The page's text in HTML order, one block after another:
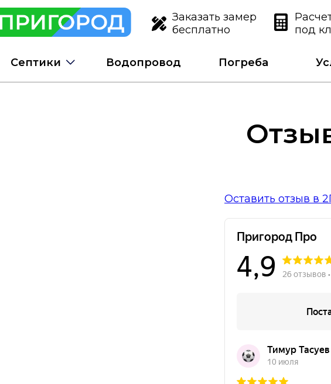
Заказать замер
бесплатно
под
Септики Водопровод Погреба
Оставить отзыв в